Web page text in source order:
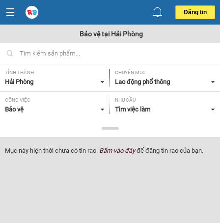
Đăng tin
Bảo vệ tại Hải Phòng
TỈNH THÀNH
Hải Phòng
CHUYÊN MỤC
Lao động phổ thông
CÔNG VIỆC
Bảo vệ
NHU CẦU
Tìm việc làm
Tất cả
Mục này hiện thời chưa có tin rao. Bấm vào đâyđể đăng tin rao của bạn.